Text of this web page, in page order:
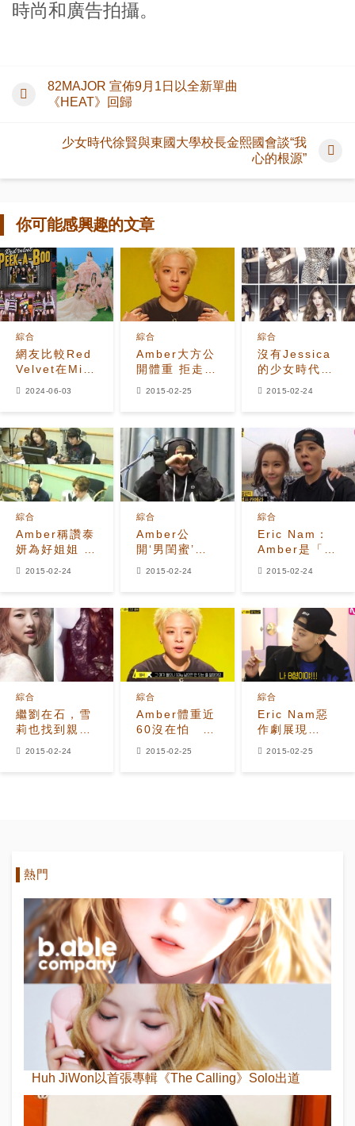
時尚和廣告拍攝。
82MAJOR 宣佈9月1日以全新單曲
《HEAT》回歸
少女時代徐賢與東國大學校長金熙國會談“我
心的根源”
你可能感興趣的文章
網友比較Red
Velvet在Min
Hee Jin創意
綜合
2024-06-03
Amber大方公
開體重 拒走女
團傳統路線
綜合
2015-02-25
沒有Jessica
的少女時代將
何時回歸呢？
綜合
2015-02-24
Amber稱讚泰
妍為好姐姐 未
找f(x)成員合
綜合
2015-02-24
Amber公
開‘男閨蜜’名
單 靠打籃球積
綜合
2015-02-24
Eric Nam：
Amber是「真
正的女人」，
綜合
2015-02-24
繼劉在石，雪
莉也找到親姐
姐？
綜合
2015-02-24
Amber體重近
60沒在怕 不
節食追求病態
綜合
2015-02-25
Eric Nam惡
作劇展現
Amber善良本
綜合
2015-02-25
熱門
Huh JiWon以首張專輯《The Calling》Solo出道